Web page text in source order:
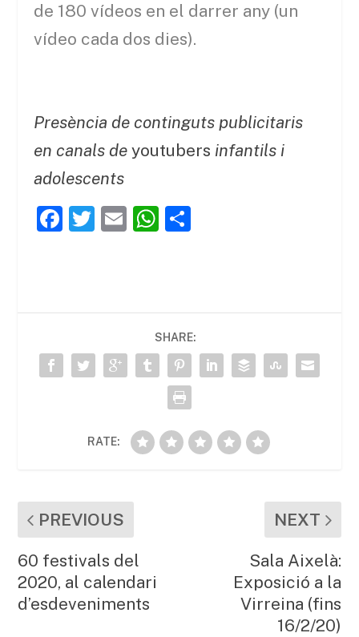
de 180 vídeos en el darrer any (un
vídeo cada dos dies).
Presència de continguts publicitaris
en canals deyoutubers infantils i
adolescents
F
b
o
o
T
E
W
A
p
p
ar
te
ix
SHARE:
RATE:
PREVIOUS
60 festivals del
2020, al calendari
d’esdeveniments
NEXT
Sala Aixelà:
Exposició a la
Virreina (fins
16/2/20)